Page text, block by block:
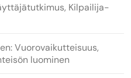
Kilpailija-
Vuorovaikutteisuus,
luominen